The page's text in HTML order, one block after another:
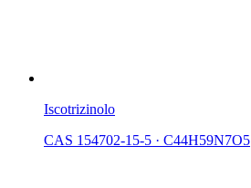
Iscotrizinolo
CAS 154702-15-5 · C44H59N7O5